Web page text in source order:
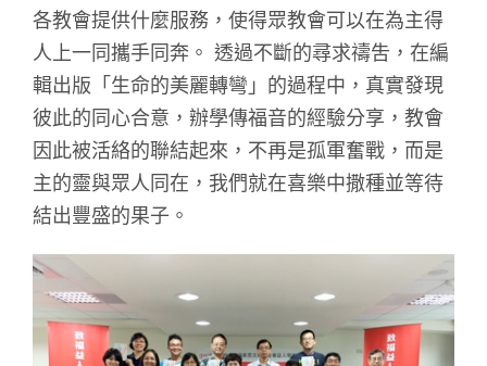
各教會提供什麼服務，使得眾教會可以在為主得
人上一同攜手同奔。 透過不斷的尋求禱吿，在編
輯出版「生命的美麗轉彎」的過程中，真實發現
彼此的同心合意，辦學傳福音的經驗分享，教會
因此被活絡的聯結起來，不再是孤軍奮戰，而是
主的靈與眾人同在，我們就在喜樂中撒種並等待
結出豐盛的果子。